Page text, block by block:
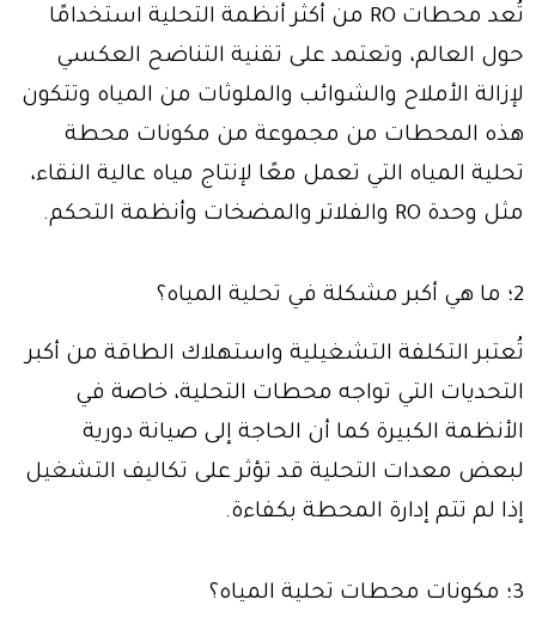
تُعد محطات RO من أكثر أنظمة التحلية استخدامًا
حول العالم، وتعتمد على تقنية التناضح العكسي
لإزالة الأملاح والشوائب والملوثات من المياه وتتكون
هذه المحطات من مجموعة من مكونات محطة
تحلية المياه التي تعمل معًا لإنتاج مياه عالية النقاء،
مثل وحدة RO والفلاتر والمضخات وأنظمة التحكم.
2؛ ما هي أكبر مشكلة في تحلية المياه؟
تُعتبر التكلفة التشغيلية واستهلاك الطاقة من أكبر
التحديات التي تواجه محطات التحلية، خاصة في
الأنظمة الكبيرة كما أن الحاجة إلى صيانة دورية
لبعض معدات التحلية قد تؤثر على تكاليف التشغيل
إذا لم تتم إدارة المحطة بكفاءة.
3؛ مكونات محطات تحلية المياه؟